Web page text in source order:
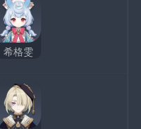
希格雯